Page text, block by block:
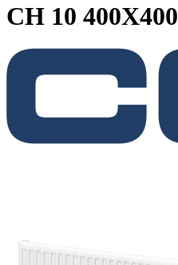
CH 10 400X400